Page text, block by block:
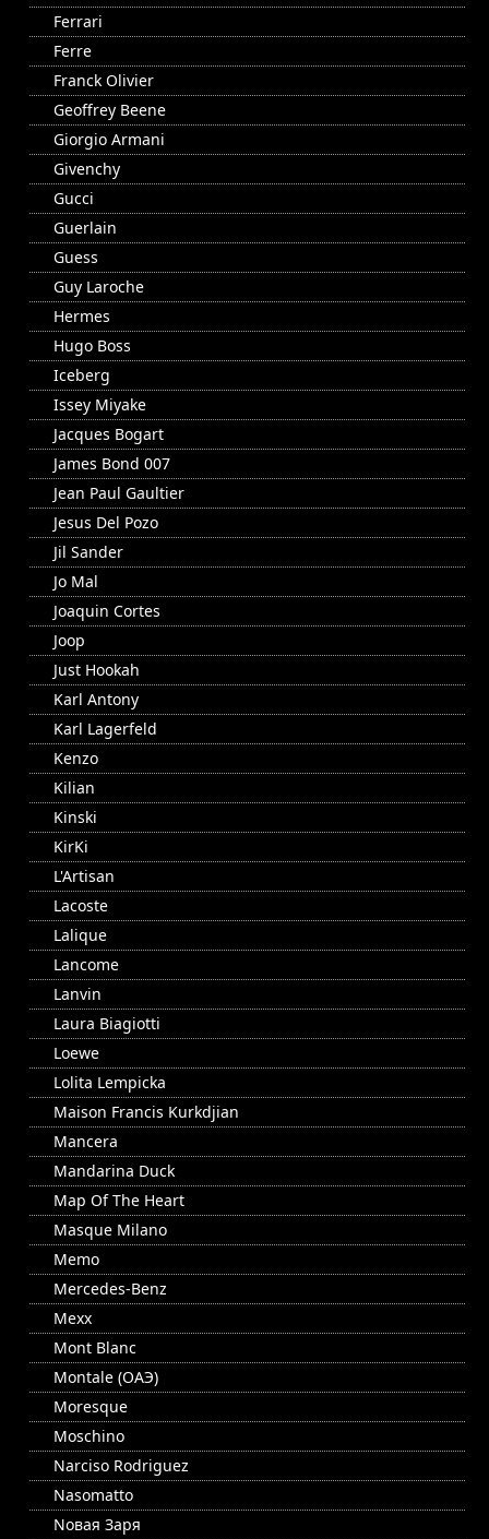
Ferrari
Ferre
Franck Olivier
Geoffrey Beene
Giorgio Armani
Givenchy
Gucci
Guerlain
Guess
Guy Laroche
Hermes
Hugo Boss
Iceberg
Issey Miyake
Jacques Bogart
James Bond 007
Jean Paul Gaultier
Jesus Del Pozo
Jil Sander
Jo Mal
Joaquin Cortes
Joop
Just Hookah
Karl Antony
Karl Lagerfeld
Kenzo
Kilian
Kinski
KirKi
L'Artisan
Lacoste
Lalique
Lancome
Lanvin
Laura Biagiotti
Loewe
Lolita Lempicka
Maison Francis Kurkdjian
Mancera
Mandarina Duck
Map Of The Heart
Masque Milano
Memo
Mercedes-Benz
Mexx
Mont Blanc
Montale (ОАЭ)
Moresque
Moschino
Narciso Rodriguez
Nasomatto
Nовая Заря